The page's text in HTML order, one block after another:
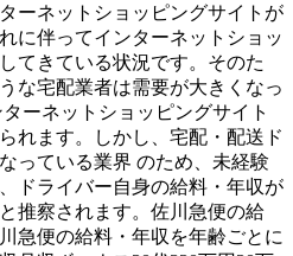
ーネットショッピングサイトが
に伴ってインターネットショッ
てきている状況です。そのた
な宅配業者は需要が大きくなっ
ーネットショッピングサイト
れます。しかし、宅配・配送ド
っている業界 のため、未経験
ドライバー自身の給料・年収が
推察されます。佐川急便の給
急便の給料・年収を年齢ごとに